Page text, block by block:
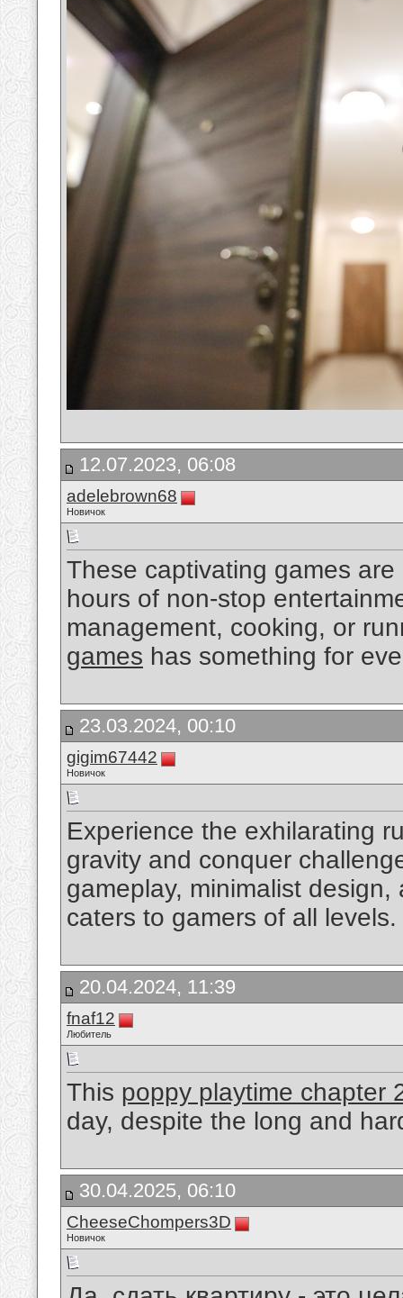
12.07.2023, 06:08
adelebrown68
Новичок
These captivating games
hours of non-stop
management, cooking, or
games has something for
23.03.2024, 00:10
gigim67442
Новичок
Experience the exhilarating
gravity and conquer
gameplay, minimalist
caters to gamers of all levels.
20.04.2024, 11:39
fnaf12
Любитель
This poppy playtime chapter
day, despite the long and
30.04.2025, 06:10
CheeseChompers3D
Новичок